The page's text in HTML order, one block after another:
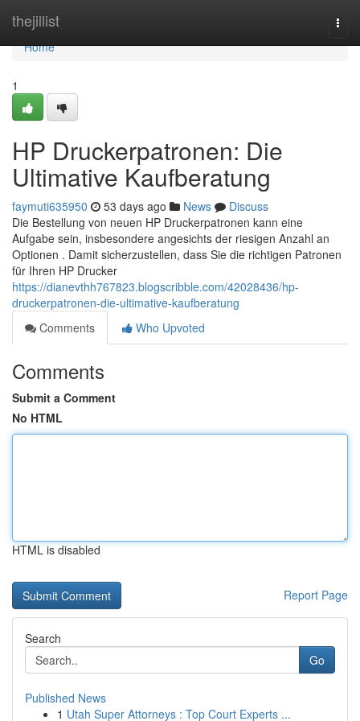
thejillist
Home
Home
1
HP Druckerpatronen: Die
Ultimative Kaufberatung
faymuti635950 53 days ago News
Discuss
Die Bestellung von neuen HP Druckerpatronen kann eine
Aufgabe sein, insbesondere angesichts der riesigen Anzahl an
Optionen . Damit sicherzustellen, dass Sie die richtigen Patronen
für Ihren HP Drucker
https://dianevthh767823.blogscribble.com/42028436/hp-
druckerpatronen-die-ultimative-kaufberatung
Comments
Who Upvoted
Comments
Submit a Comment
No HTML
HTML is disabled
Report Page
Search
Go
Published News
1 Utah Super Attorneys : Top Court Experts ...